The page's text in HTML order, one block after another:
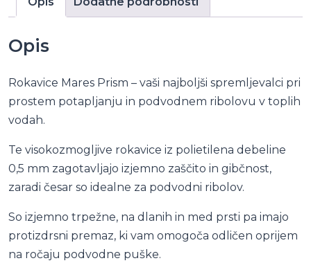
Opis
Rokavice Mares Prism – vaši najboljši spremljevalci pri
prostem potapljanju in podvodnem ribolovu v toplih
vodah.
Te visokozmogljive rokavice iz polietilena debeline
0,5 mm zagotavljajo izjemno zaščito in gibčnost,
zaradi česar so idealne za podvodni ribolov.
So izjemno trpežne, na dlanih in med prsti pa imajo
protizdrsni premaz, ki vam omogoča odličen oprijem
na ročaju podvodne puške.